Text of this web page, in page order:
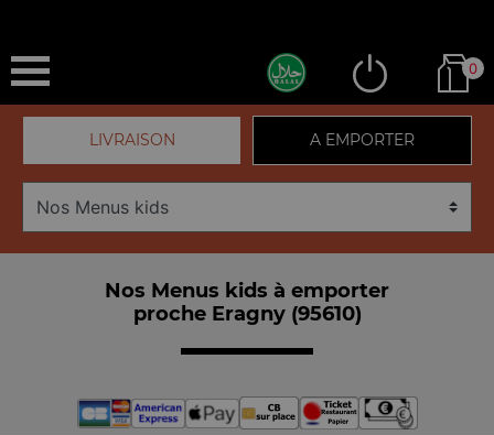
0
LIVRAISON A EMPORTER
Nos Menus kids à emporter
proche Eragny (95610)